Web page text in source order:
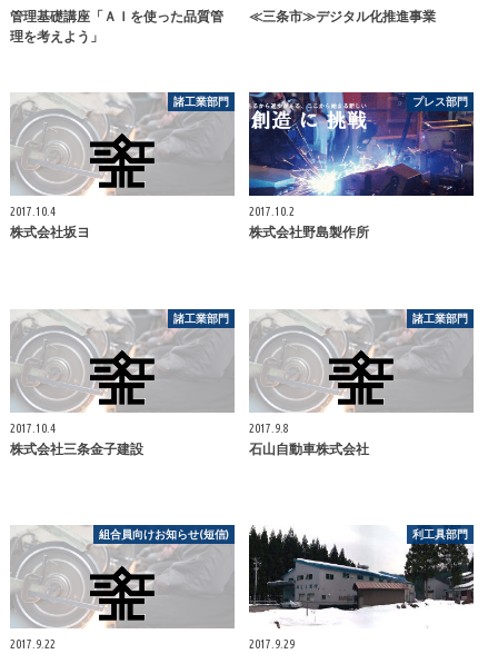
管理基礎講座「ＡＩを使った品質管
理を考えよう」
≪三条市≫デジタル化推進事業
諸工業部門
2017.10.4
株式会社坂ヨ
プレス部門
2017.10.2
株式会社野島製作所
諸工業部門
2017.10.4
株式会社三条金子建設
諸工業部門
2017.9.8
石山自動車株式会社
組合員向けお知らせ(短信)
2017.9.22
利工具部門
2017.9.29